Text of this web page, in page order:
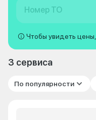
Номер ТО
Чтобы увидеть
3 сервиса
По популярности